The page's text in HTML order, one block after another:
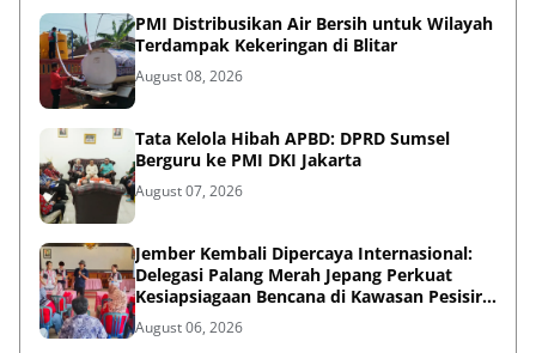
PMI Distribusikan Air Bersih untuk Wilayah
Terdampak Kekeringan di Blitar
August 08, 2026
Tata Kelola Hibah APBD: DPRD Sumsel
Berguru ke PMI DKI Jakarta
August 07, 2026
Jember Kembali Dipercaya Internasional:
Delegasi Palang Merah Jepang Perkuat
Kesiapsiagaan Bencana di Kawasan Pesisir
dan Sekolah
August 06, 2026